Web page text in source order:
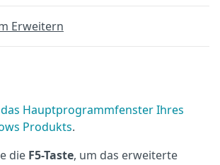
Erweitern
Hauptprogrammfenster Ihres
Produkts.
die F5-Taste, um das erweiterte